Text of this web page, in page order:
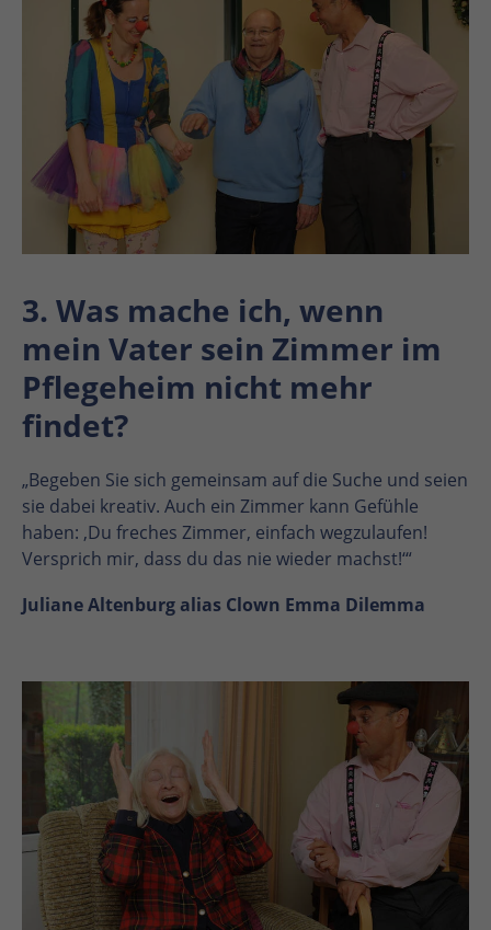
3. Was mache ich, wenn
mein Vater sein Zimmer im
Pflegeheim nicht mehr
findet?
„Begeben Sie sich gemeinsam auf die Suche und seien
sie dabei kreativ. Auch ein Zimmer kann Gefühle
haben: ‚Du freches Zimmer, einfach wegzulaufen!
Versprich mir, dass du das nie wieder machst!‘“
Juliane Altenburg alias Clown Emma Dilemma